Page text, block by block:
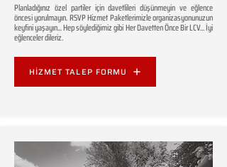
Planladığınız özel partiler için davetlileri düşünmeyin ve eğlence
öncesi yorulmayın. RSVP Hizmet Paketlerimizle organizasyonunuzun
keyfini yaşayın... Hep söylediğimiz gibi Her Davetten Önce Bir LCV... İyi
eğlenceler dileriz.
HİZMET TALEP FORMU